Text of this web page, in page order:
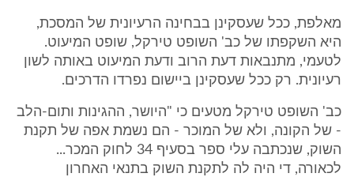
מאלפת, ככל שעסקינן בבחינה הרעיונית של המסכת,
היא השקפתו של כב' השופט טירקל, שופט המיעוט.
לטעמי, מתנבאות דעת הרוב ודעת המיעוט באותה לשון
רעיונית. רק ככל שעסקינן ביישום נפרדו הדרכים.
כב' השופט טירקל מטעים כי "היושר, ההגינות ותום-הלב
- של הקונה, ולא של המוכר - הם נשמת אפה של תקנת
השוק, שנכתבה עלי ספר בסעיף 34 לחוק המכר...
לכאורה, די היה לה לתקנת השוק בתנאי האחרון